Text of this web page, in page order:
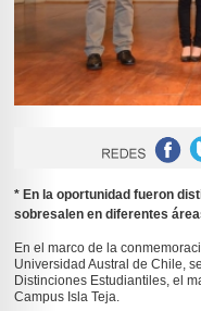
* En la oportunidad fueron
sobresalen en diferentes
En el marco de la
Universidad Austral de Chile,
Distinciones Estudiantiles, el
Campus Isla Teja.